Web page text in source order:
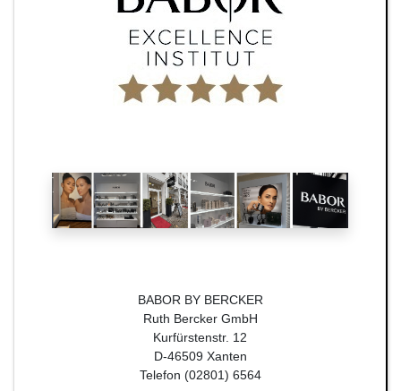
BABOR BY BERCKER
Ruth Bercker GmbH
Kurfürstenstr. 12
D-46509 Xanten
Telefon (02801) 6564